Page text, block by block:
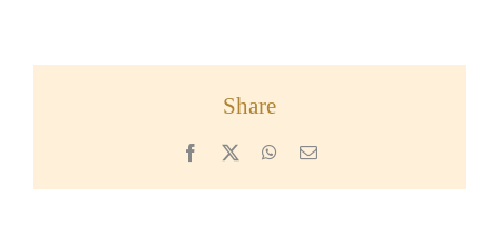
Share
Facebook WhatsApp
Email